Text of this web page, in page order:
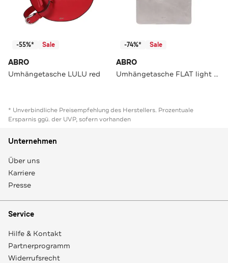
-55%* Sale
ABRO
Umhängetasche LULU red
-74%* Sale
ABRO
Umhängetasche FLAT light grey
* Unverbindliche Preisempfehlung des Herstellers. Prozentuale
Ersparnis ggü. der UVP, sofern vorhanden
Unternehmen
Über uns
Karriere
Presse
Service
Hilfe & Kontakt
Partnerprogramm
Widerrufsrecht